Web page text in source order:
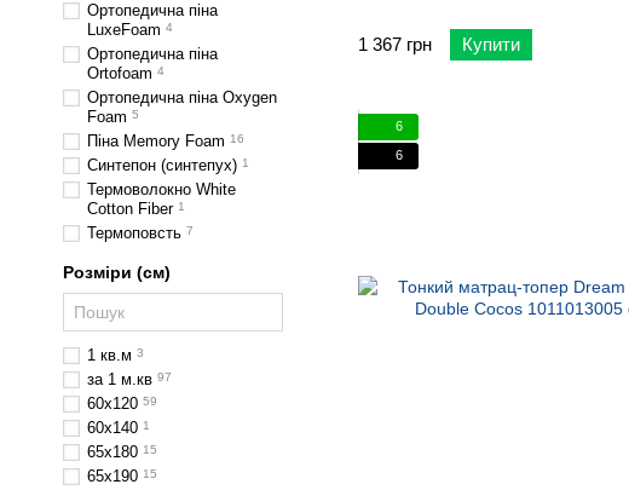
1 367 грн Купити
6
6
Ортопедична піна
LuxeFoam 4
Ортопедична піна
Ortofoam 4
Ортопедична піна Oxygen
Foam 5
Піна Memory Foam 16
Синтепон (синтепух) 1
Термоволокно White
Cotton Fiber 1
Термоповсть 7
Розміри (см)
1 кв.м 3
за 1 м.кв 97
60х120 59
60х140 1
65х180 15
65х190 15